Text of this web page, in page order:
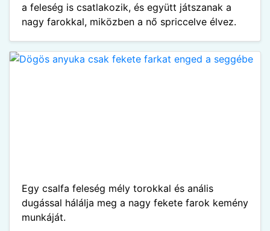
a feleség is csatlakozik, és együtt játszanak a
nagy farokkal, miközben a nő spriccelve élvez.
Egy csalfa feleség mély torokkal és anális
dugással hálálja meg a nagy fekete farok kemény
munkáját.